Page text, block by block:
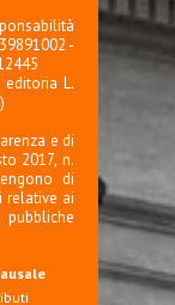
-
L.
e di
2017, n.
di
relative ai